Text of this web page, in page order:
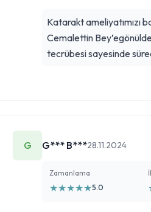
Katarakt ameliyatımızı
Cemalettin
tecrübesi sayesinde
G G*** B***28.11.2024
Zamanlama
★★★★★5.0